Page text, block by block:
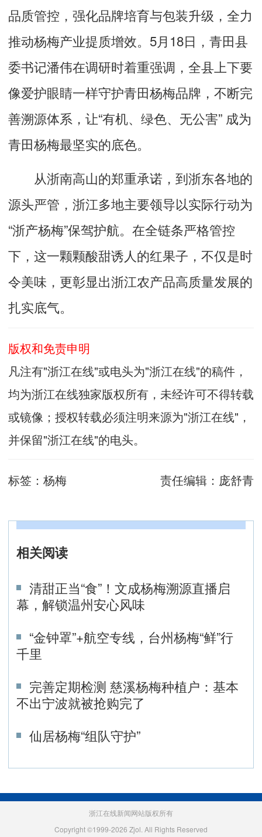
品质管控，强化品牌培育与包装升级，全力
推动杨梅产业提质增效。5月18日，青田县
委书记潘伟在调研时着重强调，全县上下要
像爱护眼睛一样守护青田杨梅品牌，不断完
善溯源体系，让“有机、绿色、无公害” 成为
青田杨梅最坚实的底色。
从浙南高山的郑重承诺，到浙东各地的
源头严管，浙江多地主要领导以实际行动为
“浙产杨梅”保驾护航。在全链条严格管控
下，这一颗颗酸甜诱人的红果子，不仅是时
令美味，更彰显出浙江农产品高质量发展的
扎实底气。
版权和免责申明
凡注有"浙江在线"或电头为"浙江在线"的稿件，
均为浙江在线独家版权所有，未经许可不得转载
或镜像；授权转载必须注明来源为"浙江在线"，
并保留"浙江在线"的电头。
标签： 杨梅 责任编辑： 庞舒青
相关阅读
清甜正当“食”！文成杨梅溯源直播启
幕，解锁温州安心风味
“金钟罩”+航空专线，台州杨梅“鲜”行
千里
完善定期检测 慈溪杨梅种植户：基本
不出宁波就被抢购完了
仙居杨梅“组队守护”
浙江在线新闻网站版权所有
Copyright ©1999-2026 Zjol. All Rights Reserved